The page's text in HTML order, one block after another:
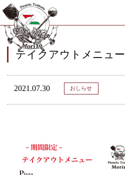
テイクアウトメニュー
2021.07.30 おしらせ